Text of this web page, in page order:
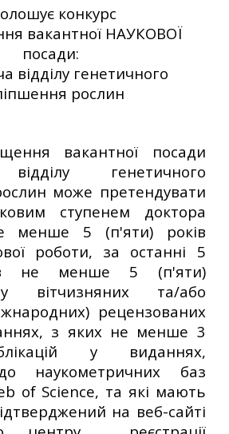
конкурс
вакантної НАУКОВОЇ
посади:
відділу генетичного
рослин
вакантної посади
відділу генетичного
може претендувати
ступенем доктора
менше 5 (п'яти) років
роботи, за останні 5
не менше 5 (п'яти)
у вітчизняних та/або
рецензованих
з яких не менше 3
у виданнях,
наукометричних баз
of Science, та які мають
на веб-сайтi